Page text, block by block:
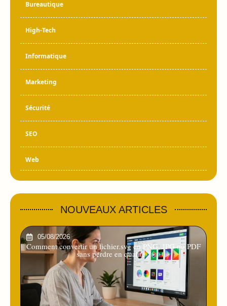
Bureautique
High-Tech
Informatique
Marketing
Sécurité
SEO
Web
NOUVEAUX ARTICLES
05/08/2026
Comment convertir un fichier.svg en PNG, JPG ou PDF
sans perdre en qualité ?